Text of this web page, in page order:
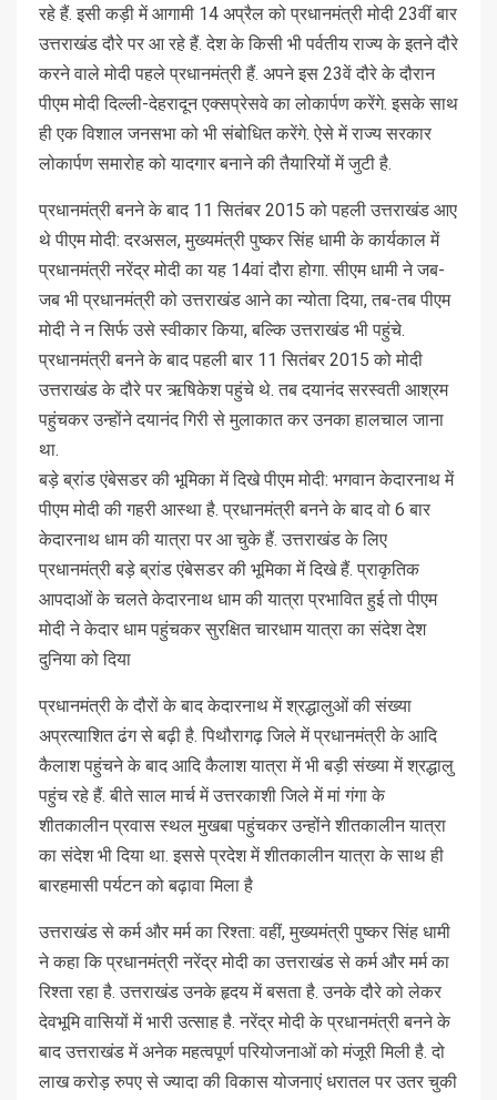
रहे हैं. इसी कड़ी में आगामी 14 अप्रैल को प्रधानमंत्री मोदी 23वीं बार
उत्तराखंड दौरे पर आ रहे हैं. देश के किसी भी पर्वतीय राज्य के इतने दौरे
करने वाले मोदी पहले प्रधानमंत्री हैं. अपने इस 23वें दौरे के दौरान
पीएम मोदी दिल्ली-देहरादून एक्सप्रेसवे का लोकार्पण करेंगे. इसके साथ
ही एक विशाल जनसभा को भी संबोधित करेंगे. ऐसे में राज्य सरकार
लोकार्पण समारोह को यादगार बनाने की तैयारियों में जुटी है.
प्रधानमंत्री बनने के बाद 11 सितंबर 2015 को पहली उत्तराखंड आए
थे पीएम मोदी: दरअसल, मुख्यमंत्री पुष्कर सिंह धामी के कार्यकाल में
प्रधानमंत्री नरेंद्र मोदी का यह 14वां दौरा होगा. सीएम धामी ने जब-
जब भी प्रधानमंत्री को उत्तराखंड आने का न्योता दिया, तब-तब पीएम
मोदी ने न सिर्फ उसे स्वीकार किया, बल्कि उत्तराखंड भी पहुंचे.
प्रधानमंत्री बनने के बाद पहली बार 11 सितंबर 2015 को मोदी
उत्तराखंड के दौरे पर ऋषिकेश पहुंचे थे. तब दयानंद सरस्वती आश्रम
पहुंचकर उन्होंने दयानंद गिरी से मुलाकात कर उनका हालचाल जाना
था.
बड़े ब्रांड एंबेसडर की भूमिका में दिखे पीएम मोदी: भगवान केदारनाथ में
पीएम मोदी की गहरी आस्था है. प्रधानमंत्री बनने के बाद वो 6 बार
केदारनाथ धाम की यात्रा पर आ चुके हैं. उत्तराखंड के लिए
प्रधानमंत्री बड़े ब्रांड एंबेसडर की भूमिका में दिखे हैं. प्राकृतिक
आपदाओं के चलते केदारनाथ धाम की यात्रा प्रभावित हुई तो पीएम
मोदी ने केदार धाम पहुंचकर सुरक्षित चारधाम यात्रा का संदेश देश
दुनिया को दिया
प्रधानमंत्री के दौरों के बाद केदारनाथ में श्रद्धालुओं की संख्या
अप्रत्याशित ढंग से बढ़ी है. पिथौरागढ़ जिले में प्रधानमंत्री के आदि
कैलाश पहुंचने के बाद आदि कैलाश यात्रा में भी बड़ी संख्या में श्रद्धालु
पहुंच रहे हैं. बीते साल मार्च में उत्तरकाशी जिले में मां गंगा के
शीतकालीन प्रवास स्थल मुखबा पहुंचकर उन्होंने शीतकालीन यात्रा
का संदेश भी दिया था. इससे प्रदेश में शीतकालीन यात्रा के साथ ही
बारहमासी पर्यटन को बढ़ावा मिला है
उत्तराखंड से कर्म और मर्म का रिश्ता: वहीं, मुख्यमंत्री पुष्कर सिंह धामी
ने कहा कि प्रधानमंत्री नरेंद्र मोदी का उत्तराखंड से कर्म और मर्म का
रिश्ता रहा है. उत्तराखंड उनके हृदय में बसता है. उनके दौरे को लेकर
देवभूमि वासियों में भारी उत्साह है. नरेंद्र मोदी के प्रधानमंत्री बनने के
बाद उत्तराखंड में अनेक महत्वपूर्ण परियोजनाओं को मंजूरी मिली है. दो
लाख करोड़ रुपए से ज्यादा की विकास योजनाएं धरातल पर उतर चुकी